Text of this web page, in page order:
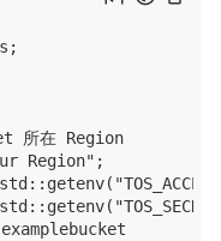
所在 Region
Region";